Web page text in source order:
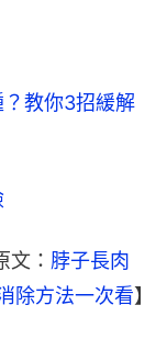
教你3招緩解
文： 脖子長肉
除方法一次看】